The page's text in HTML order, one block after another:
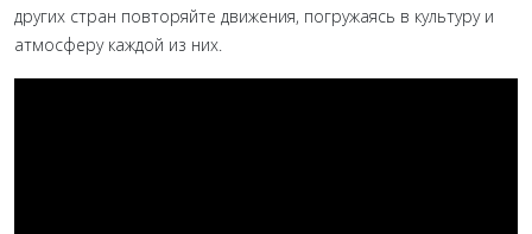
других стран повторяйте движения, погружаясь в культуру и
атмосферу каждой из них.